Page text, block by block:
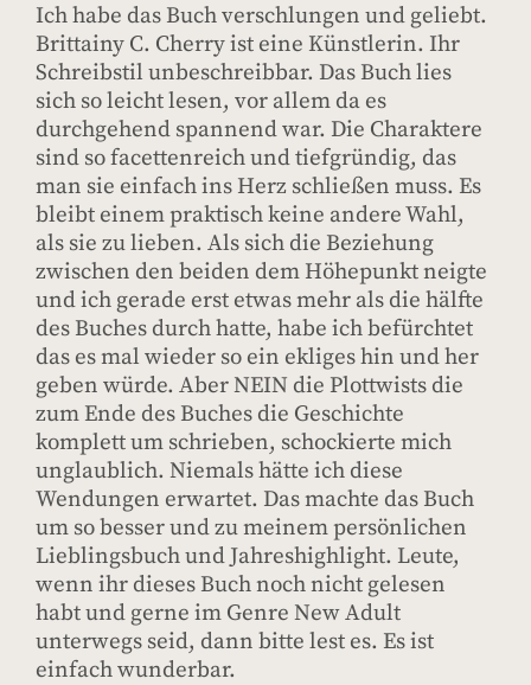
Ich habe das Buch verschlungen und geliebt.
Brittainy C. Cherry ist eine Künstlerin. Ihr
Schreibstil unbeschreibbar. Das Buch lies
sich so leicht lesen, vor allem da es
durchgehend spannend war. Die Charaktere
sind so facettenreich und tiefgründig, das
man sie einfach ins Herz schließen muss. Es
bleibt einem praktisch keine andere Wahl,
als sie zu lieben. Als sich die Beziehung
zwischen den beiden dem Höhepunkt neigte
und ich gerade erst etwas mehr als die hälfte
des Buches durch hatte, habe ich befürchtet
das es mal wieder so ein ekliges hin und her
geben würde. Aber NEIN die Plottwists die
zum Ende des Buches die Geschichte
komplett um schrieben, schockierte mich
unglaublich. Niemals hätte ich diese
Wendungen erwartet. Das machte das Buch
um so besser und zu meinem persönlichen
Lieblingsbuch und Jahreshighlight. Leute,
wenn ihr dieses Buch noch nicht gelesen
habt und gerne im Genre New Adult
unterwegs seid, dann bitte lest es. Es ist
einfach wunderbar.